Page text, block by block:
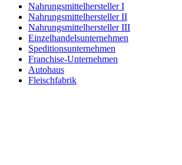
Nahrungsmittelhersteller I
Nahrungsmittelhersteller II
Nahrungsmittelhersteller III
Einzelhandelsunternehmen
Speditionsunternehmen
Franchise-Unternehmen
Autohaus
Fleischfabrik